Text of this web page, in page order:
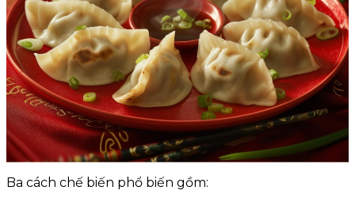
Ba cách chế biến phổ biến gồm: